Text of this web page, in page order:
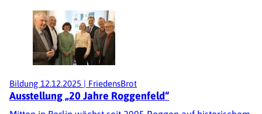
Bildung 12.12.2025 | FriedensBrot
Ausstellung „20 Jahre Roggenfeld“